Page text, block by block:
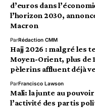
d’euros dans
l’horizon 2030,
Macron
ParRédaction CMM
Hajj 2026 : malgré les
Moyen-Orient, plus de
pèlerins affluent déjà
ParFrancisco Lawson
Mali: la junte au
l’activité des partis